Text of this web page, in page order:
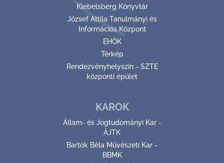
Klebelsberg Könyvtár
József Attila Tanulmányi és
Információs Központ
EHÖK
Térkép
Rendezvényhelyszín - SZTE
központi épület
KAROK
Állam- és Jogtudományi Kar -
ÁJTK
Bartók Béla Művészeti Kar -
BBMK